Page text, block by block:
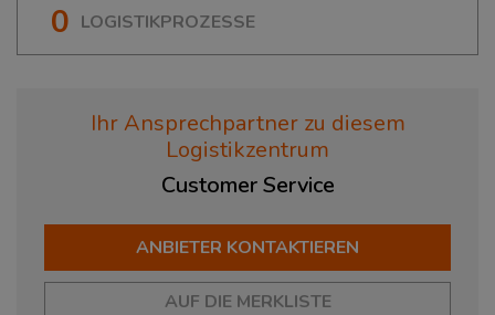
0 LOGISTIKPROZESSE
Ihr Ansprechpartner zu diesem
Logistikzentrum
Customer Service
ANBIETER KONTAKTIEREN
AUF DIE MERKLISTE